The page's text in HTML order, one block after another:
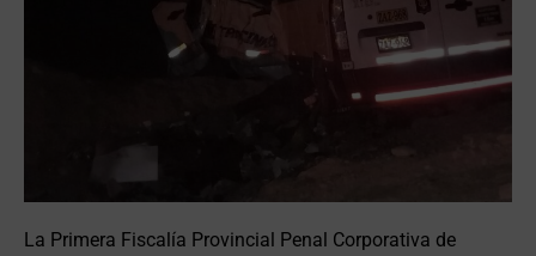
La Primera Fiscalía Provincial Penal Corporativa de